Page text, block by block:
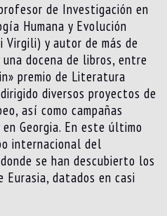
de Investigación en
Humana y Evolución
Virgili) y autor de más de
docena de libros, entre
premio de Literatura
diversos proyectos de
así como campañas
Georgia. En este último
internacional del
se han descubierto los
Eurasia, datados en casi